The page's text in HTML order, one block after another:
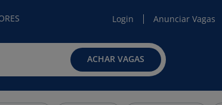
Login Anunciar Vagas
ACHAR VAGAS